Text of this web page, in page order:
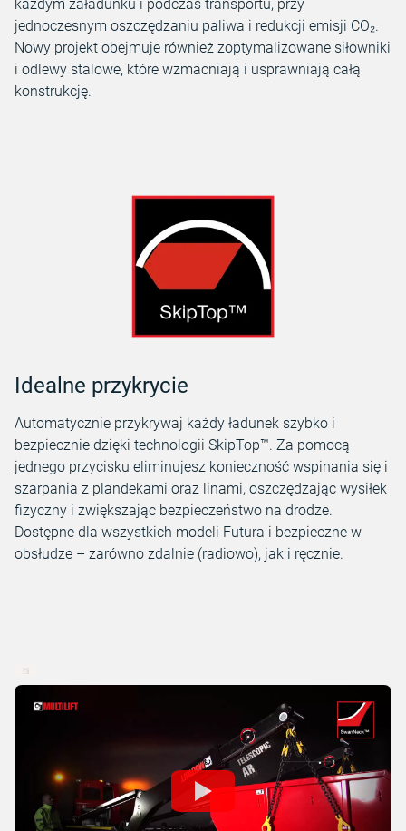
każdym załadunku i podczas transportu, przy
jednoczesnym oszczędzaniu paliwa i redukcji emisji CO₂.
Nowy projekt obejmuje również zoptymalizowane siłowniki
i odlewy stalowe, które wzmacniają i usprawniają całą
konstrukcję.
Idealne przykrycie
Automatycznie przykrywaj każdy ładunek szybko i
bezpiecznie dzięki technologii SkipTop™. Za pomocą
jednego przycisku eliminujesz konieczność wspinania się i
szarpania z plandekami oraz linami, oszczędzając wysiłek
fizyczny i zwiększając bezpieczeństwo na drodze.
Dostępne dla wszystkich modeli Futura i bezpieczne w
obsłudze – zarówno zdalnie (radiowo), jak i ręcznie.